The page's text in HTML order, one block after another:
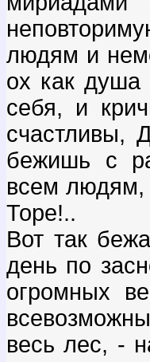
людям и
ох как душа
себя, и
счастливы,
бежишь с
всем людям,
Торе!..
Вот так
день по
огромных
весь лес, -